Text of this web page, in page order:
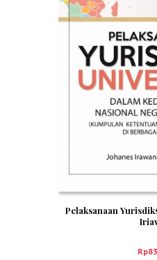
Pelaksanaan
Rp